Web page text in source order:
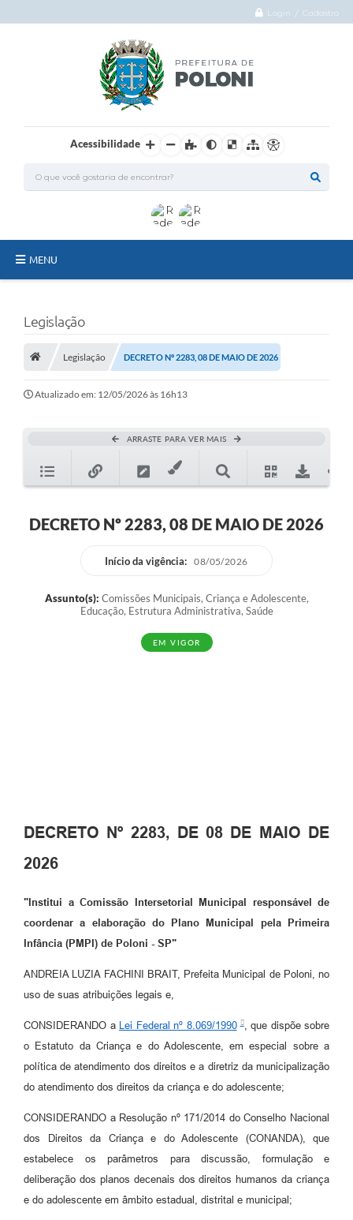
Login / Cadastro
Acessibilidade
MENU
Administração
A Nossa Cidade
Principal
Arquivos para Download
Serviços Online
Telefones Úteis
Jornal
SIC
Legislação
Legislação DECRETO Nº 2283, 08 DE MAIO DE 2026
Atualizado em: 12/05/2026 às 16h13
ARRASTE PARA VER MAIS
DECRETO Nº 2283, 08 DE MAIO DE 2026
Início da vigência: 08/05/2026
Assunto(s): Comissões Municipais, Criança e Adolescente,
Educação, Estrutura Administrativa, Saúde
EM VIGOR
DECRETO Nº 2283, DE 08 DE MAIO DE
2026
"Institui a Comissão Intersetorial Municipal responsável de
coordenar a elaboração do Plano Municipal pela Primeira
Infância (PMPI) de Poloni - SP"
ANDREIA LUZIA FACHINI BRAIT, Prefeita Municipal de Poloni, no
uso de suas atribuições legais e,
CONSIDERANDO a Lei Federal nº 8.069/1990 , que dispõe sobre
o Estatuto da Criança e do Adolescente, em especial sobre a
política de atendimento dos direitos e a diretriz da municipalização
do atendimento dos direitos da criança e do adolescente;
CONSIDERANDO a Resolução nº 171/2014 do Conselho Nacional
dos Direitos da Criança e do Adolescente (CONANDA), que
estabelece os parâmetros para discussão, formulação e
deliberação dos planos decenais dos direitos humanos da criança
e do adolescente em âmbito estadual, distrital e municipal;